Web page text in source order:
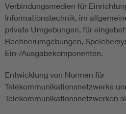
Blitzschutz: DIN EN 62305 in
Circular Economy für mehr
Cybersecurity in der
DIN VDE 0100 für sichere
Verbindungsmedien für
Informationstechnik, im
private Umgebungen, für
Rechnerumgebungen,
Ein-/Ausgabekomponenten.
Entwicklung von Normen für
Telekommunikationsnetzwerke
Telekommunikationsnetzwerken